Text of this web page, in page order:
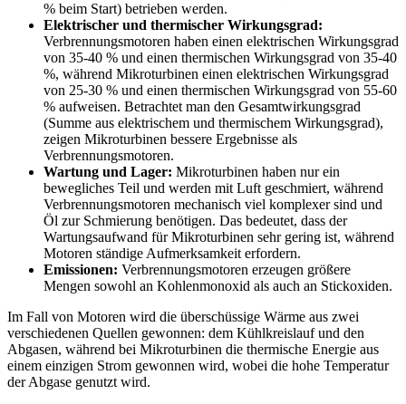
% beim Start) betrieben werden.
Elektrischer und thermischer Wirkungsgrad:
Verbrennungsmotoren haben einen elektrischen Wirkungsgrad
von 35-40 % und einen thermischen Wirkungsgrad von 35-40
%, während Mikroturbinen einen elektrischen Wirkungsgrad
von 25-30 % und einen thermischen Wirkungsgrad von 55-60
% aufweisen. Betrachtet man den Gesamtwirkungsgrad
(Summe aus elektrischem und thermischem Wirkungsgrad),
zeigen Mikroturbinen bessere Ergebnisse als
Verbrennungsmotoren.
Wartung und Lager: Mikroturbinen haben nur ein
bewegliches Teil und werden mit Luft geschmiert, während
Verbrennungsmotoren mechanisch viel komplexer sind und
Öl zur Schmierung benötigen. Das bedeutet, dass der
Wartungsaufwand für Mikroturbinen sehr gering ist, während
Motoren ständige Aufmerksamkeit erfordern.
Emissionen: Verbrennungsmotoren erzeugen größere
Mengen sowohl an Kohlenmonoxid als auch an Stickoxiden.
Im Fall von Motoren wird die überschüssige Wärme aus zwei
verschiedenen Quellen gewonnen: dem Kühlkreislauf und den
Abgasen, während bei Mikroturbinen die thermische Energie aus
einem einzigen Strom gewonnen wird, wobei die hohe Temperatur
der Abgase genutzt wird.